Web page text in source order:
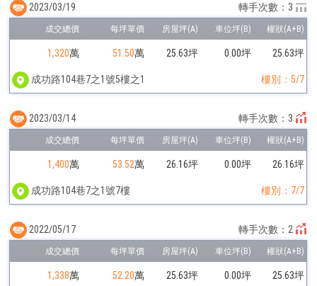
1,320萬 51.50萬 25.63坪 0.00坪 25.63坪
成功路104巷7之1號5樓之1 樓別：5/7
2023/03/19 轉手次數：3
1,400萬 53.52萬 26.16坪 0.00坪 26.16坪
成功路104巷7之1號7樓 樓別：7/7
2023/03/14 轉手次數：3
1,338萬 52.20萬 25.63坪 0.00坪 25.63坪
2022/05/17 轉手次數：2